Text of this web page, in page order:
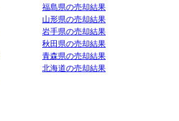
福島県の売却結果
山形県の売却結果
岩手県の売却結果
秋田県の売却結果
青森県の売却結果
北海道の売却結果